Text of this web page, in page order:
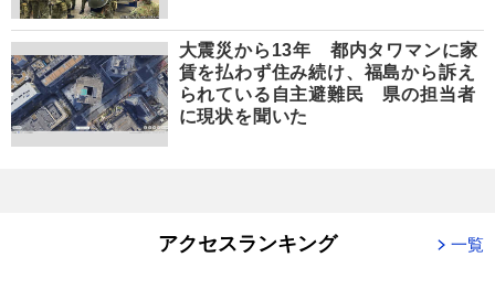
大震災から13年 都内タワマンに家
賃を払わず住み続け、福島から訴え
られている自主避難民 県の担当者
に現状を聞いた
アクセスランキング 一覧